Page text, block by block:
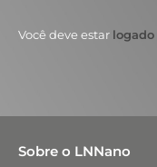
Você deve estar logado
Sobre o LNNano